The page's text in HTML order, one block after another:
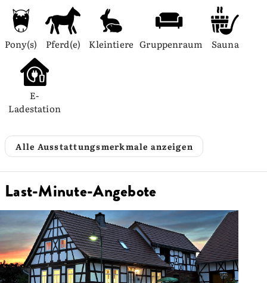
Pony(s) Pferd(e) Kleintiere Gruppenraum Sauna
E-
Ladestation
Alle Ausstattungsmerkmale anzeigen
Last-Minute-Angebote